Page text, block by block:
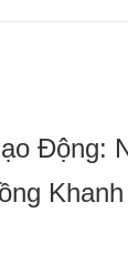
Động:
Khanh